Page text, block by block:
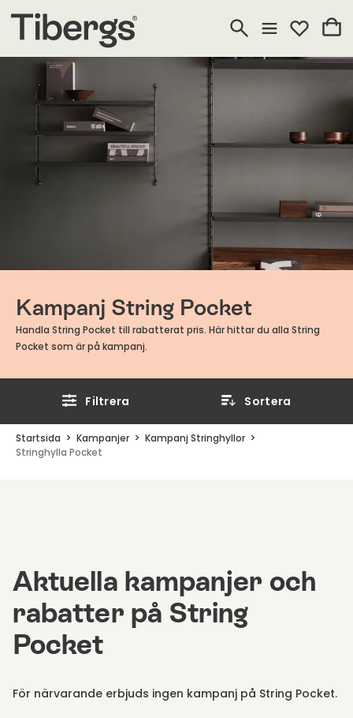
Kampanj String Pocket
Handla String Pocket till rabatterat pris. Här hittar du alla String
Pocket som är på kampanj.
Filtrera Sortera
Startsida Kampanjer
Kampanj Stringhyllor
Stringhylla Pocket
Aktuella kampanjer och
rabatter på String
Pocket
För närvarande erbjuds ingen kampanj på String Pocket.